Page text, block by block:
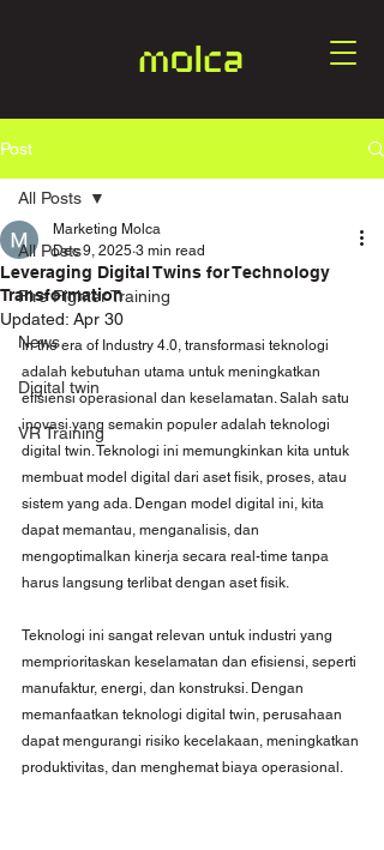
Post
All Posts
Fire Fighter Training
News
Digital twin
VR Training
All Posts
Leveraging Digital Twins for Technology
Transformation
Marketing Molca
Dec 9, 2025 3 min read
Updated: Apr 30
In the era of Industry 4.0, transformasi teknologi
adalah kebutuhan utama untuk meningkatkan
efisiensi operasional dan keselamatan. Salah satu
inovasi yang semakin populer adalah teknologi
digital twin. Teknologi ini memungkinkan kita untuk
membuat model digital dari aset fisik, proses, atau
sistem yang ada. Dengan model digital ini, kita
dapat memantau, menganalisis, dan
mengoptimalkan kinerja secara real-time tanpa
harus langsung terlibat dengan aset fisik.
Teknologi ini sangat relevan untuk industri yang
memprioritaskan keselamatan dan efisiensi, seperti
manufaktur, energi, dan konstruksi. Dengan
memanfaatkan teknologi digital twin, perusahaan
dapat mengurangi risiko kecelakaan, meningkatkan
produktivitas, dan menghemat biaya operasional.